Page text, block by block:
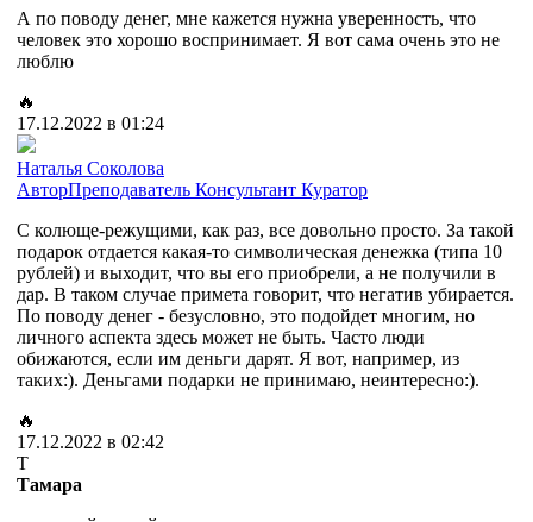
А по поводу денег, мне кажется нужна уверенность, что
человек это хорошо воспринимает. Я вот сама очень это не
люблю
🔥
17.12.2022 в 01:24
Наталья Соколова
АвторПреподаватель Консультант Куратор
С колюще-режущими, как раз, все довольно просто. За такой
подарок отдается какая-то символическая денежка (типа 10
рублей) и выходит, что вы его приобрели, а не получили в
дар. В таком случае примета говорит, что негатив убирается.
По поводу денег - безусловно, это подойдет многим, но
личного аспекта здесь может не быть. Часто люди
обижаются, если им деньги дарят. Я вот, например, из
таких:). Деньгами подарки не принимаю, неинтересно:).
🔥
17.12.2022 в 02:42
Т
Тамара